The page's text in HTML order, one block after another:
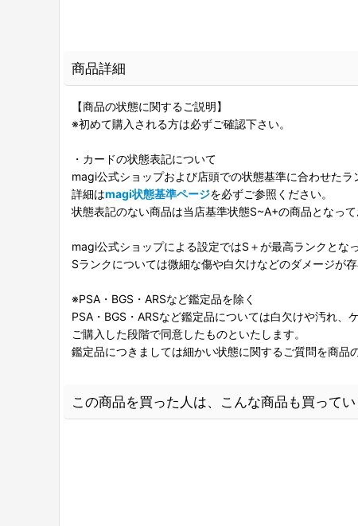
商品詳細
【商品の状態に関するご説明】
※初めて購入される方は必ずご確認下さい。
・カードの状態表記について
magi公式ショップおよび店頭での状態基準に合わせたラ
詳細はmagi状態基準ページを必ずご参照ください。
状態表記のない商品は当店基準状態S~A+の商品となって
magi公式ショップによる設定ではS＋が最高ランクとなっ
Sランクについては微細な傷や白欠けなどのダメージが存
※PSA・BGS・ARSなど鑑定品を除く
PSA・BGS・ARSなど鑑定品については白欠けや汚れ、
ご購入した段階で同意したものといたします。
鑑定品につきましては細かい状態に関するご質問を商品
この商品を買った人は、こんな商品も買って